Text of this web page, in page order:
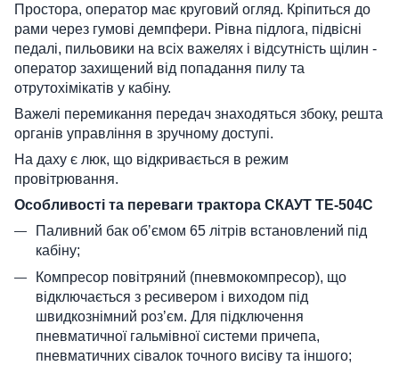
Простора, оператор має круговий огляд. Кріпиться до
рами через гумові демпфери. Рівна підлога, підвісні
педалі, пильовики на всіх важелях і відсутність щілин -
оператор захищений від попадання пилу та
отрутохімікатів у кабіну.
Важелі перемикання передач знаходяться збоку, решта
органів управління в зручному доступі.
На даху є люк, що відкривається в режим
провітрювання.
Особливості та переваги трактора СКАУТ ТЕ-504С
Паливний бак обʼємом 65 літрів встановлений під
кабіну;
Компресор повітряний (пневмокомпресор), що
відключається з ресивером і виходом під
швидкознімний розʼєм. Для підключення
пневматичної гальмівної системи причепа,
пневматичних сівалок точного висіву та іншого;